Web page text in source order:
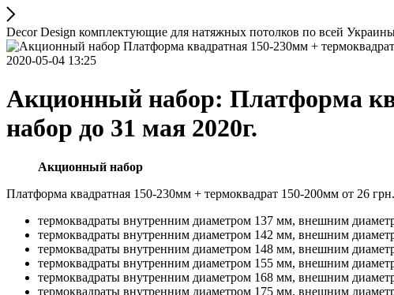
Decor Design комплектующие для натяжных потолков по всей
2020-05-04 13:25
Акционный набор: Платформа
набор до 31 мая 2020г.
Акционный набор
Платформа квадратная 150-230мм + термоквадрат 150-200мм от 26
термоквадраты внутренним диаметром 137 мм, внешним
термоквадраты внутренним диаметром 142 мм, внешним
термоквадраты внутренним диаметром 148 мм, внешним
термоквадраты внутренним диаметром 155 мм, внешним
термоквадраты внутренним диаметром 168 мм, внешним
термоквадраты внутренним диаметром 175 мм, внешним